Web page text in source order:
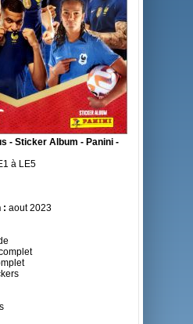
- Sticker Album - Panini -
à LE5
: aout 2023